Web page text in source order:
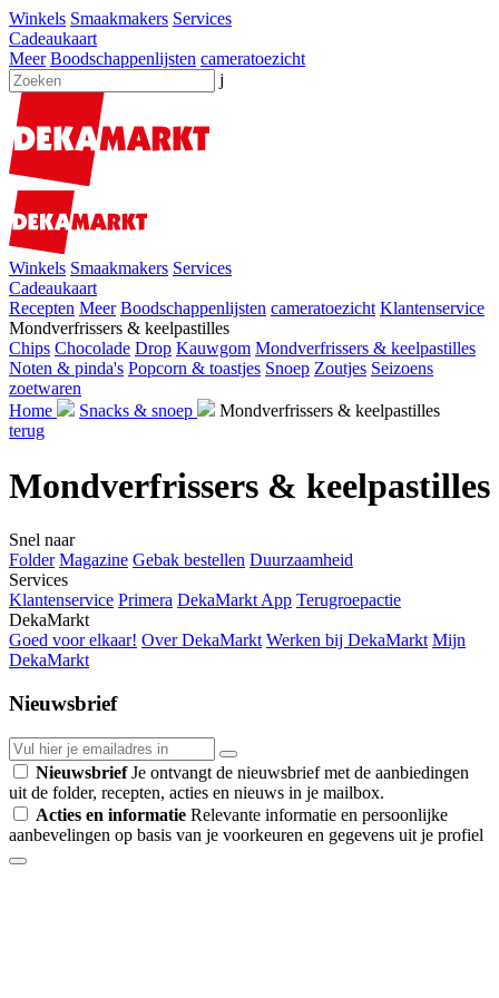
Winkels Smaakmakers Services
Cadeaukaart
Meer Boodschappenlijsten cameratoezicht
j
Winkels Smaakmakers Services
Cadeaukaart
Recepten Meer Boodschappenlijsten cameratoezicht Klantenservice
Mondverfrissers & keelpastilles
Chips Chocolade Drop Kauwgom Mondverfrissers & keelpastilles
Noten & pinda's Popcorn & toastjes Snoep Zoutjes Seizoens
zoetwaren
Home
Snacks & snoep
Mondverfrissers & keelpastilles
terug
Mondverfrissers & keelpastilles
Snel naar
Folder Magazine Gebak bestellen Duurzaamheid
Services
Klantenservice Primera DekaMarkt App Terugroepactie
DekaMarkt
Goed voor elkaar! Over DekaMarkt Werken bij DekaMarkt Mijn
DekaMarkt
Nieuwsbrief
NieuwsbriefJe ontvangt de nieuwsbrief met de aanbiedingen
uit de folder, recepten, acties en nieuws in je mailbox.
Acties en informatie Relevante informatie en persoonlijke
aanbevelingen op basis van je voorkeuren en gegevens uit je profiel